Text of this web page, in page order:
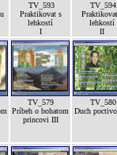
TV_593
Praktikovat s
lehkostí
I
TV_594
lehkostí
II
TV_579
Príbeh o bohatom
princovi III
TV_580
Duch